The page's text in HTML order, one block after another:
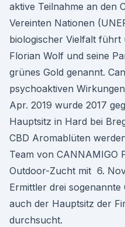
aktive Teilnahme an den
Vereinten Nationen
biologischer Vielfalt
Florian Wolf und seine
grünes Gold genannt.
psychoaktiven
Apr. 2019 wurde 2017
Hauptsitz in Hard bei
CBD Aromablüten
Team von CANNAMIGO
Outdoor-Zucht mit 6.
Ermittler drei
auch der Hauptsitz der
durchsucht.